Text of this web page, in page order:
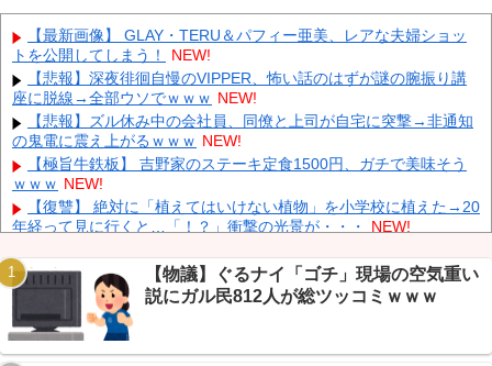
【にじさんじ】 やしきず、スプラトゥーンレイダース本編そっち
のけで極悪ミニゲームを極めようとする NEW!
中国「台風接近！」台風13号「三峡直撃予測」中国「上流大洪
水！（三峡上流」中国都市「8/5の映像（動画」三峡ダム「緊急放流
（決壊危機」中国「下流大水害（震え声」→
NEW!
韓国人インフルエンサー(49)、日本で次々と車に衝突 計7台巻き
込み 八王子 NEW!
中国とロシア海軍艦艇4隻が日本列島を一周…防衛省が全航路を
公開！ NEW!
「あきれてモノが言えない」「国を維持できるの？」外国人の永
住許可要件の厳格化で在日中国人の本音は？ NEW!
られるぞ』 NEW!
【最新画像】 GLAY・TERU＆パフィー亜美、レアな夫婦ショッ
トを公開してしまう！
NEW!
【悲報】深夜徘徊自慢のVIPPER、怖い話のはずが謎の腕振り講
座に脱線→全部ウソでｗｗｗ NEW!
【悲報】ズル休み中の会社員、同僚と上司が自宅に突撃→非通知
の鬼電に震え上がるｗｗｗ NEW!
【極旨牛鉄板】 吉野家のステーキ定食1500円、ガチで美味そう
ｗｗｗ NEW!
【復讐】 絶対に「植えてはいけない植物」を小学校に植えた→20
年経って見に行くと…「！？」衝撃の光景が・・・
NEW!
【速報】甲子園1回戦、群馬・健大高崎が滋賀代表 八幡商を撃破
→近畿勢に激震走るｗｗｗ NEW!
【悲報】 玉川徹さん、警官の発泡での包丁男死亡に「絶対に死刑
にならない罪なのに警察が死刑にした！」 → 元警官のマジレスが
コチラ → ……… NEW!
【物議】ぐるナイ「ゴチ」現場の空気重い
説にガル民812人が総ツッコミｗｗｗ